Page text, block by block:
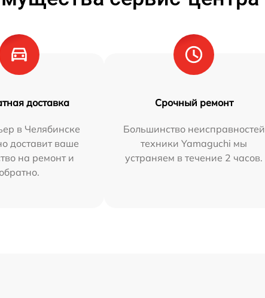
доставка
в Челябинске
доставит ваше
на ремонт и
обратно.
Срочный ремонт
Большинство неисправностей
техники Yamaguchi мы
устраняем в течение 2 часов.